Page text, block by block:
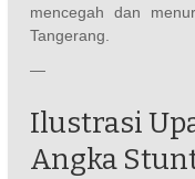
mencegah dan
Tangerang.
—
Ilustrasi
Angka